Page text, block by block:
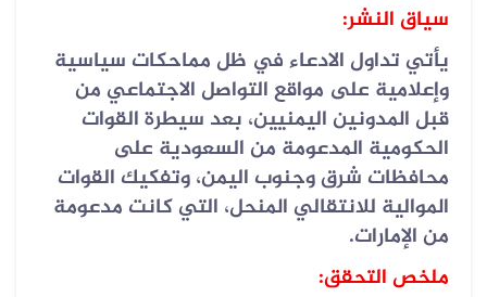
سياق النشر:
يأتي تداول الادعاء في ظل مماحكات سياسية
وإعلامية على مواقع التواصل الاجتماعي من
قبل المدونين اليمنيين، بعد سيطرة القوات
الحكومية المدعومة من السعودية على
محافظات شرق وجنوب اليمن، وتفكيك القوات
الموالية للانتقالي المنحل، التي كانت مدعومة
من الإمارات.
ملخص التحقق: